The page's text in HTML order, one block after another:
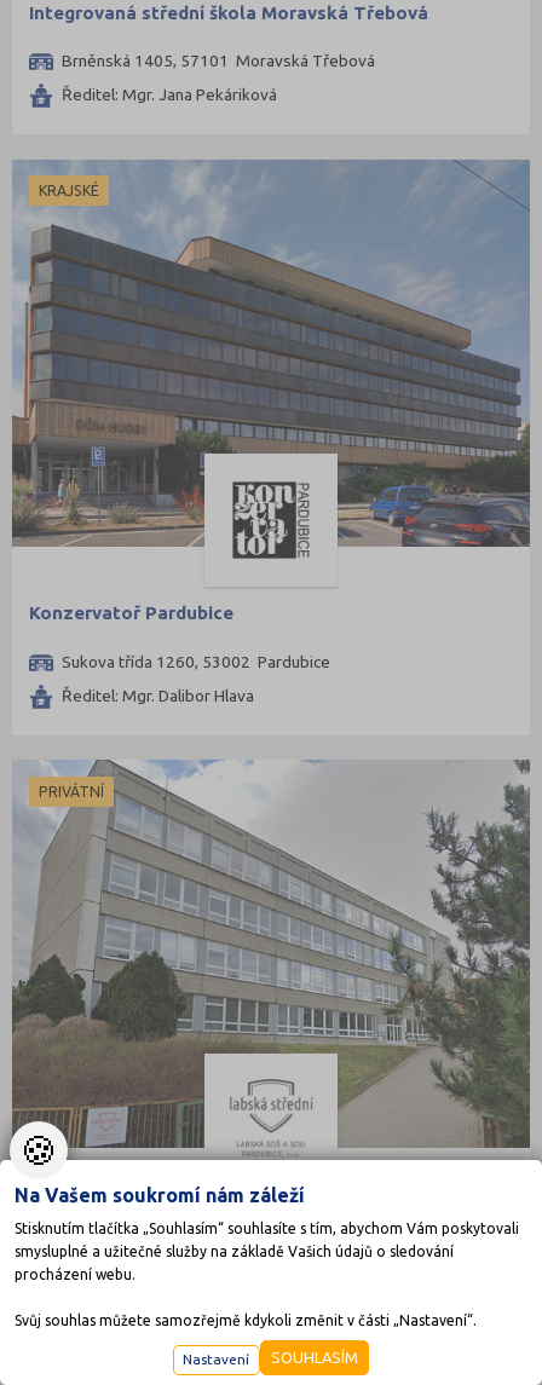
Integrovaná střední škola Moravská Třebová
Brněnská 1405, 57101 Moravská Třebová
Ředitel: Mgr. Jana Pekáriková
KRAJSKÉ
Konzervatoř Pardubice
Sukova třída 1260, 53002 Pardubice
Ředitel: Mgr. Dalibor Hlava
PRIVÁTNÍ
učiliště Pardubice, s. r. o.
U Josefa 118, 53009 Pardubice
🍪
Na Vašem soukromí nám záleží
Stisknutím tlačítka „Souhlasím“ souhlasíte s tím, abychom Vám poskytovali
smysluplné a užitečné služby na základě Vašich údajů o sledování
procházení webu.
Svůj souhlas můžete samozřejmě kdykoli změnit v části „Nastavení“.
Nastavení SOUHLASÍM